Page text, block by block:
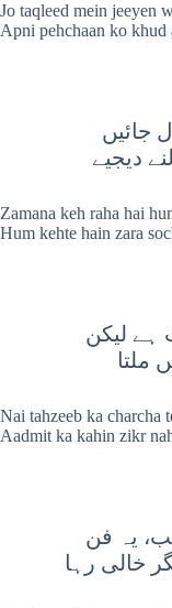
Jo taqleed mein jeeyen
Apni pehchaan ko khud
جائیں
دیجیے
Zamana keh raha hai
Hum kehte hain zara
ہے لیکن
ملتا
Nai tahzeeb ka charcha
Aadmit ka kahin zikr
یہ فن
خالی رہا